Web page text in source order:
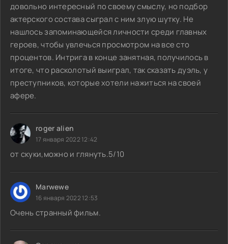
довольно интересный по своему смыслу, но подбор
актерского состава сыграл с ним злую шутку. Не
нашлось запоминающейся личности среди главных
героев, чтобы увлечься просмотром на все сто
процентов. Интрига в конце занятная, получилось в
итоге, что расколотый выиграл, так сказать дуэль, у
преступников, которые хотели нажиться на своей
афере.
roger alien
17 января 2022 12:42
от скуки,можно и глянуть.5/10
Marwewe
16 января 2022 12:53
Очень странный фильм.